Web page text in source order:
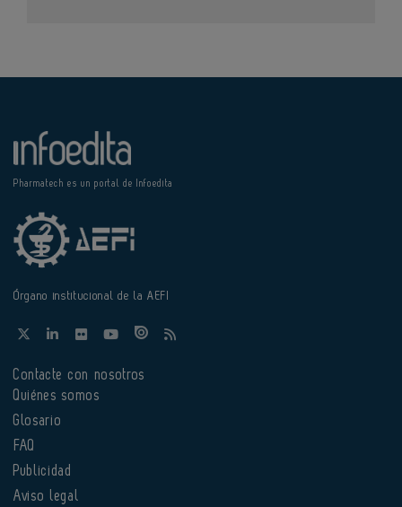
Pharmatech es un portal de Infoedita
Órgano institucional de la AEFI
Contacte con nosotros
Quiénes somos
Glosario
FAQ
Publicidad
Aviso legal